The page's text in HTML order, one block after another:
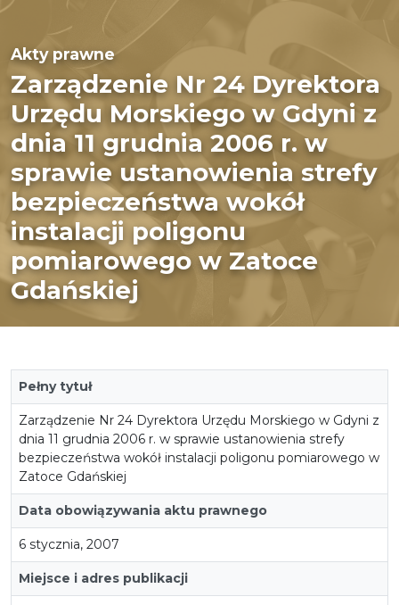
Akty prawne
Zarządzenie Nr 24 Dyrektora
Urzędu Morskiego w Gdyni z
dnia 11 grudnia 2006 r. w
sprawie ustanowienia strefy
bezpieczeństwa wokół
instalacji poligonu
pomiarowego w Zatoce
Gdańskiej
Pełny tytuł
Zarządzenie Nr 24 Dyrektora Urzędu Morskiego w Gdyni z
dnia 11 grudnia 2006 r. w sprawie ustanowienia strefy
bezpieczeństwa wokół instalacji poligonu pomiarowego w
Zatoce Gdańskiej
Data obowiązywania aktu prawnego
6 stycznia, 2007
Miejsce i adres publikacji